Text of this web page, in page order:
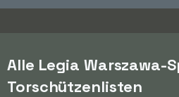
Alle Legia Warszawa-
Torschützenlisten